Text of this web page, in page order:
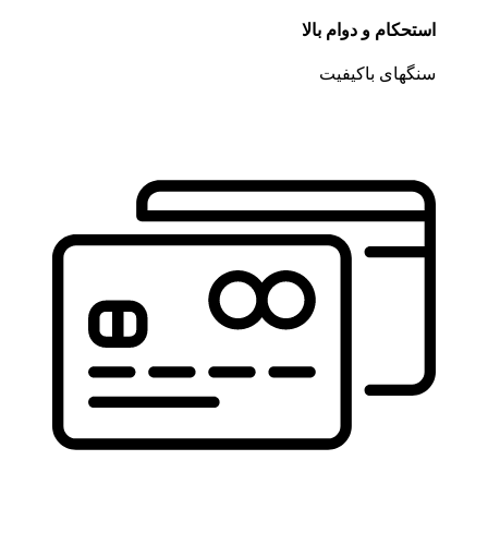
استحکام و دوام بالا
سنگهای باکیفیت